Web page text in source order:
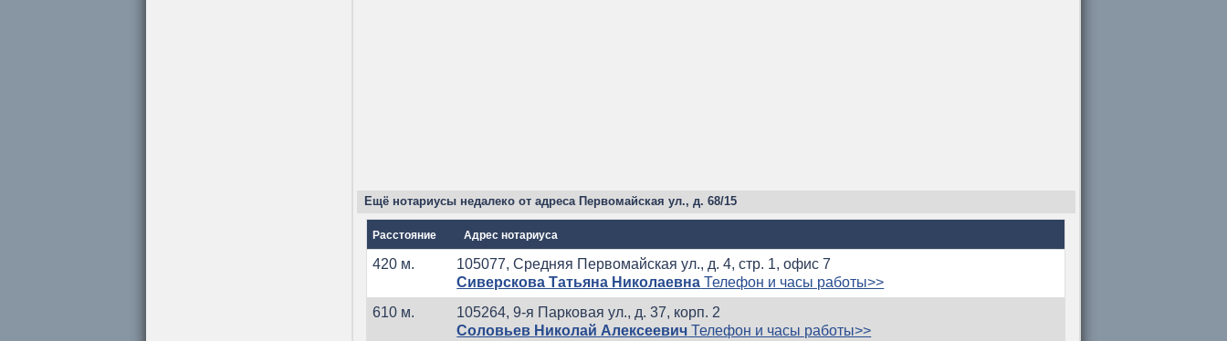
Ещё нотариусы недалеко от адреса Первомайская ул., д. 68/15
Расстояние Адрес нотариуса
420 м.
105077, Средняя Первомайская ул., д. 4, стр. 1, офис 7
Сиверскова Татьяна Николаевна Телефон и часы работы>>
610 м.
105264, 9-я Парковая ул., д. 37, корп. 2
Соловьев Николай Алексеевич Телефон и часы работы>>